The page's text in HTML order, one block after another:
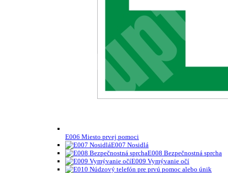
E006 Miesto prvej pomoci
E007 Nosidlá
E008 Bezpečnostná sprcha
E009 Vymývanie očí